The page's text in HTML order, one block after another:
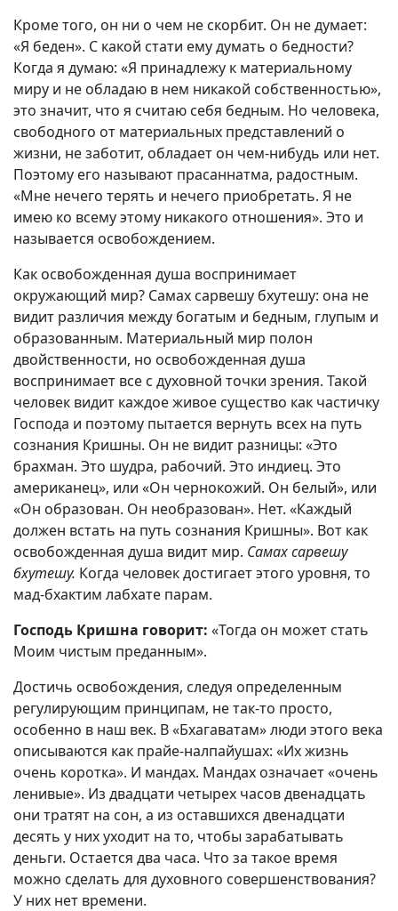
Кроме того, он ни о чем не скорбит. Он не думает:
«Я беден». С какой стати ему думать о бедности?
Когда я думаю: «Я принадлежу к материальному
миру и не обладаю в нем никакой собственностью»,
это значит, что я считаю себя бедным. Но человека,
свободного от материальных представлений о
жизни, не заботит, обладает он чем-нибудь или нет.
Поэтому его называют прасаннатма, радостным.
«Мне нечего терять и нечего приобретать. Я не
имею ко всему этому никакого отношения». Это и
называется освобождением.
Как освобожденная душа воспринимает
окружающий мир? Самах сарвешу бхутешу: она не
видит различия между богатым и бедным, глупым и
образованным. Материальный мир полон
двойственности, но освобожденная душа
воспринимает все с духовной точки зрения. Такой
человек видит каждое живое существо как частичку
Господа и поэтому пытается вернуть всех на путь
сознания Кришны. Он не видит разницы: «Это
брахман. Это шудра, рабочий. Это индиец. Это
американец», или «Он чернокожий. Он белый», или
«Он образован. Он необразован». Нет. «Каждый
должен встать на путь сознания Кришны». Вот как
освобожденная душа видит мир. Самах сарвешу
бхутешу. Когда человек достигает этого уровня, то
мад-бхактим лабхате парам.
Господь Кришна говорит: «Тогда он может стать
Моим чистым преданным».
Достичь освобождения, следуя определенным
регулирующим принципам, не так-то просто,
особенно в наш век. В «Бхагаватам» люди этого века
описываются как прайе-налпайушах: «Их жизнь
очень коротка». И мандах. Мандах означает «очень
ленивые». Из двадцати четырех часов двенадцать
они тратят на сон, а из оставшихся двенадцати
десять у них уходит на то, чтобы зарабатывать
деньги. Остается два часа. Что за такое время
можно сделать для духовного совершенствования?
У них нет времени.